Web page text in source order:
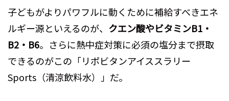
子どもがよりパワフルに動くために補給すべきエネ
ルギー源といえるのが、 クエン酸やビタミンB1・
B2・B6。さらに熱中症対策に必須の塩分まで摂取
できるのがこの「リポビタンアイススラリー
Sports（清涼飲料水）」だ。